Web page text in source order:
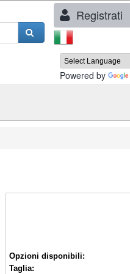
Registrati
Powered by
Opzioni disponibili:
Taglia: